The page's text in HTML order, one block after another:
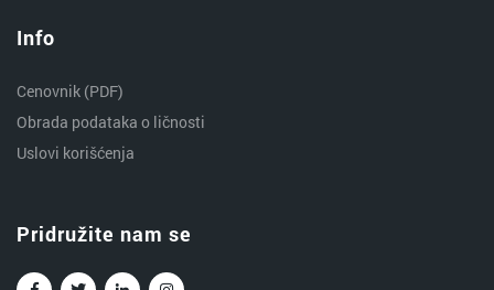
Info
Cenovnik (PDF)
Obrada podataka o ličnosti
Uslovi korišćenja
Pridružite nam se